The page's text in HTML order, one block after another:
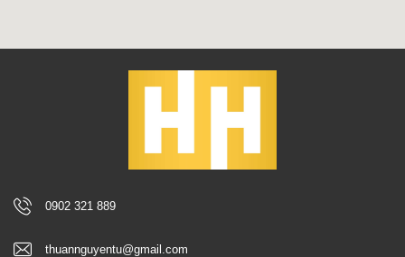
0902 321 889
thuannguyentu@gmail.com